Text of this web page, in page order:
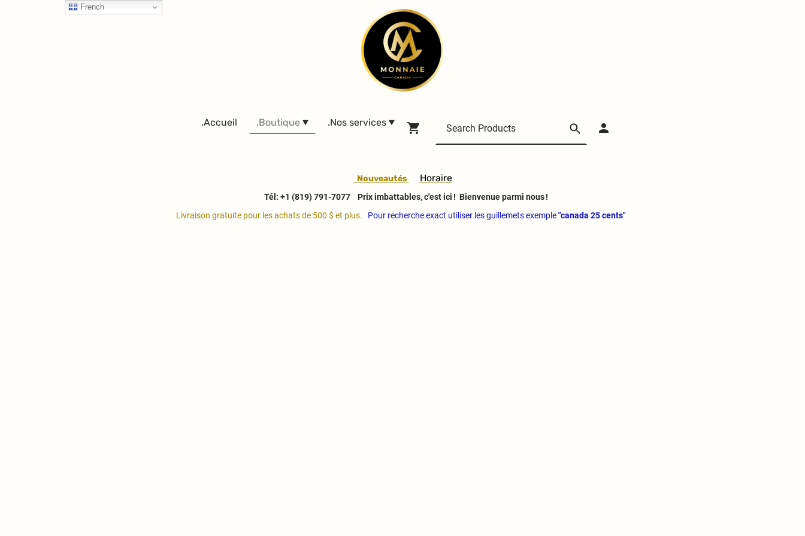
.Accueil .Boutique .Nos services
Nouveautés Horaire
Tél: +1 (819) 791-7077
Prix imbattables, c'est ici ! Bienvenue parmi nous !
Livraison gratuite pour les achats de 500 $ et plus.
Pour recherche exact utiliser les guillemets exemple"canada 25 cents"
French